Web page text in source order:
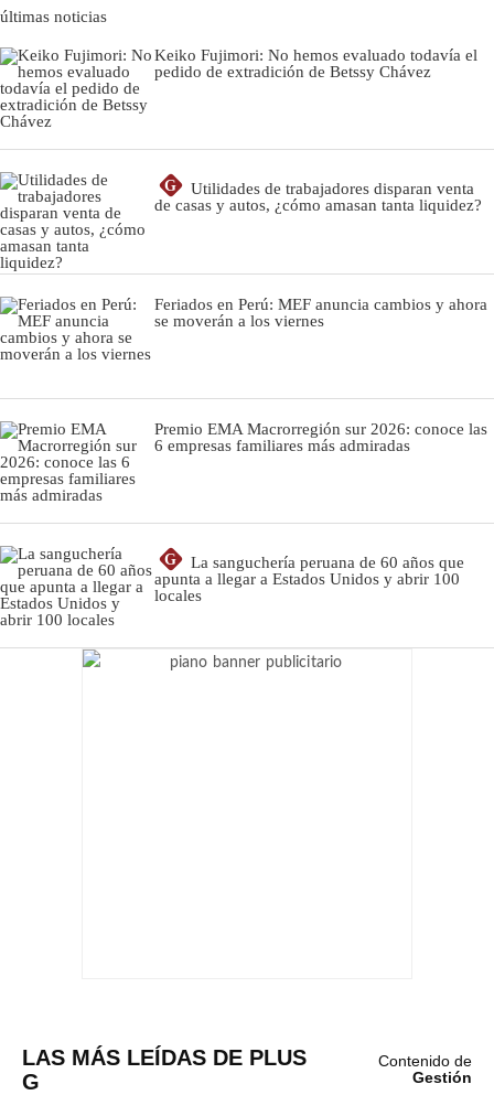
últimas noticias
Keiko Fujimori: No hemos evaluado todavía el
pedido de extradición de Betssy Chávez
G
Utilidades de trabajadores disparan venta
de casas y autos, ¿cómo amasan tanta liquidez?
Feriados en Perú: MEF anuncia cambios y ahora
se moverán a los viernes
Premio EMA Macrorregión sur 2026: conoce las
6 empresas familiares más admiradas
G
La sanguchería peruana de 60 años que
apunta a llegar a Estados Unidos y abrir 100
locales
LAS MÁS LEÍDAS DE PLUS
G
Contenido de
Gestión